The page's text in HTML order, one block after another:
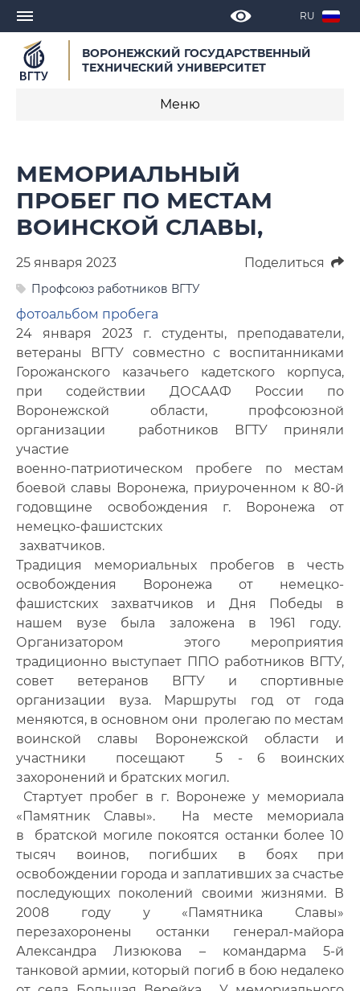
RU
ВОРОНЕЖСКИЙ ГОСУДАРСТВЕННЫЙ
ТЕХНИЧЕСКИЙ УНИВЕРСИТЕТ
Меню
СМИ о нас
Выступления, доклады, интервью
Календарь мероприятий
Корпоративные издания
Фото
Видео
Анкеты и опросы
Контакты для СМИ
МЕМОРИАЛЬНЫЙ
ПРОБЕГ ПО МЕСТАМ
ВОИНСКОЙ СЛАВЫ,
25 января 2023 Поделиться
Профсоюз работников ВГТУ
фотоальбом пробега
24 января 2023 г. студенты, преподаватели,
ветераны ВГТУ совместно с воспитанниками
Горожанского казачьего кадетского корпуса,
при содействии ДОСААФ России по
Воронежской области, профсоюзной
организации работников ВГТУ приняли
участие
военно-патриотическом пробеге по местам
боевой славы Воронежа, приуроченном к 80-й
годовщине освобождения г. Воронежа от
немецко-фашистских
захватчиков.
Традиция мемориальных пробегов в честь
освобождения Воронежа от немецко-
фашистских захватчиков и Дня Победы в
нашем вузе была заложена в 1961 году.
Организатором этого мероприятия
традиционно выступает ППО работников ВГТУ,
совет ветеранов ВГТУ и спортивные
организации вуза. Маршруты год от года
меняются, в основном они пролегаю по местам
воинской славы Воронежской области и
участники посещают 5 - 6 воинских
захоронений и братских могил.
Стартует пробег в г. Воронеже у мемориала
«Памятник Славы». На месте мемориала
в братской могиле покоятся останки более 10
тысяч воинов, погибших в боях при
освобождении города и заплативших за счастье
последующих поколений своими жизнями. В
2008 году у «Памятника Славы»
перезахоронены останки генерал-майора
Александра Лизюкова – командарма 5-й
танковой армии, который погиб в бою недалеко